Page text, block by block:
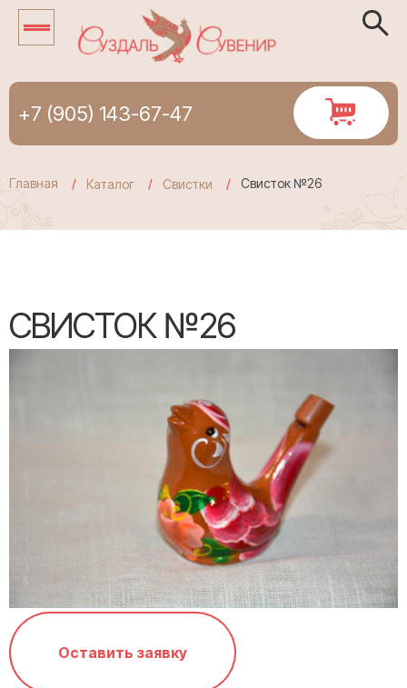
+7 (905) 143-67-47
Главная Каталог Свистки Свисток №26
СВИСТОК №26
Оставить заявку